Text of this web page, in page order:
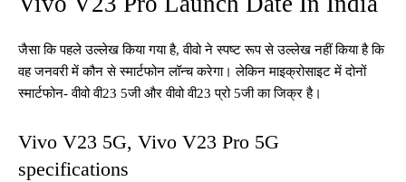
जैसा कि पहले उल्लेख किया गया है, वीवो ने स्पष्ट रूप से उल्लेख नहीं किया है कि
वह जनवरी में कौन से स्मार्टफोन लॉन्च करेगा। लेकिन माइक्रोसाइट में दोनों
स्मार्टफोन- वीवो वी23 5जी और वीवो वी23 प्रो 5जी का जिक्र है।
Vivo V23 5G, Vivo V23 Pro 5G
specifications